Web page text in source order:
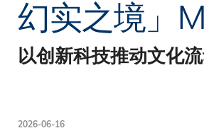
幻实之境」
以创新科技推动文化
2026-06-16